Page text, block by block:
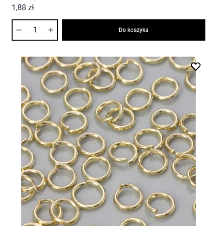
1,88 zł
Do koszyka